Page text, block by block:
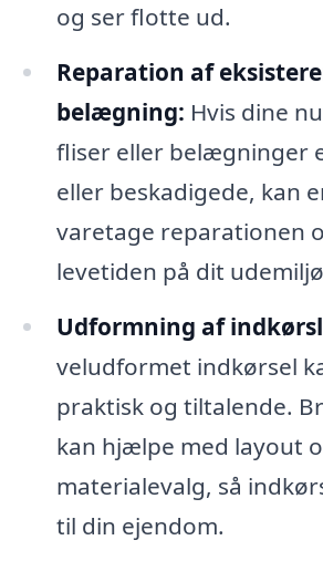
og ser flotte ud.
Reparation af
belægning: Hvis dine
fliser eller belægninger
eller beskadigede, kan
varetage reparationen
levetiden på dit
Udformning af
veludformet indkørsel
praktisk og tiltalende.
kan hjælpe med layout
materialevalg, så
til din ejendom.